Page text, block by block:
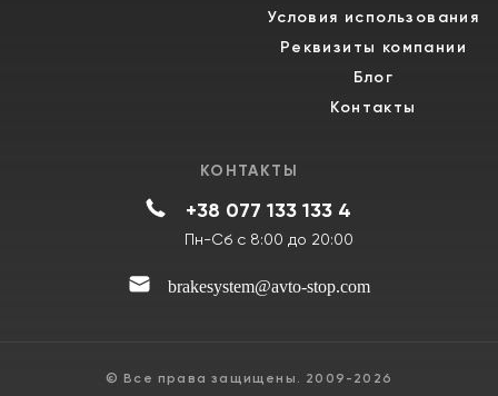
Условия использования
Реквизиты компании
Блог
Контакты
КОНТАКТЫ
+38 077 133 133 4
Пн-Сб с 8:00 до 20:00
brakesystem@avto-stop.com
© Все права защищены. 2009-2026